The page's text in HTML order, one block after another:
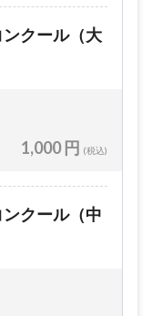
クール（大
1,000 円 (税込)
クール（中